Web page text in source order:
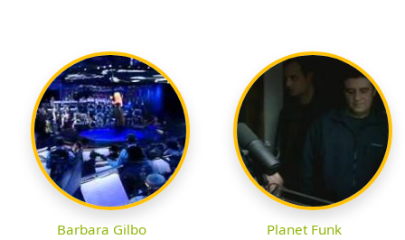
Barbara Gilbo Planet Funk